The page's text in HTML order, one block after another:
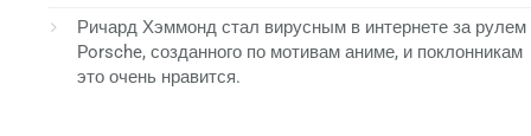
Ричард Хэммонд стал вирусным в интернете за рулем
Porsche, созданного по мотивам аниме, и поклонникам
это очень нравится.